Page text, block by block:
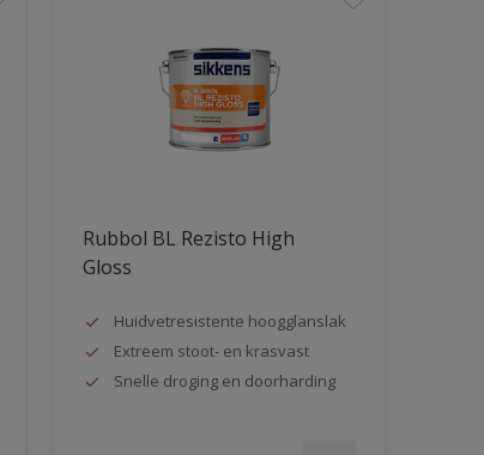
Rubbol BL Rezisto High
Gloss
Huidvetresistente hoogglanslak
Extreem stoot- en krasvast
Snelle droging en doorharding